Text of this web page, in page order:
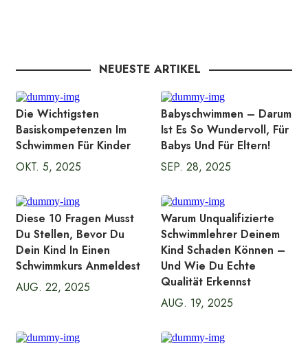
NEUESTE ARTIKEL
Die Wichtigsten
Basiskompetenzen Im
Schwimmen Für Kinder
OKT. 5, 2025
Babyschwimmen – Darum
Ist Es So Wundervoll, Für
Babys Und Für Eltern!
SEP. 28, 2025
Diese 10 Fragen Musst
Du Stellen, Bevor Du
Dein Kind In Einen
Schwimmkurs Anmeldest
AUG. 22, 2025
Warum Unqualifizierte
Schwimmlehrer Deinem
Kind Schaden Können –
Und Wie Du Echte
Qualität Erkennst
AUG. 19, 2025